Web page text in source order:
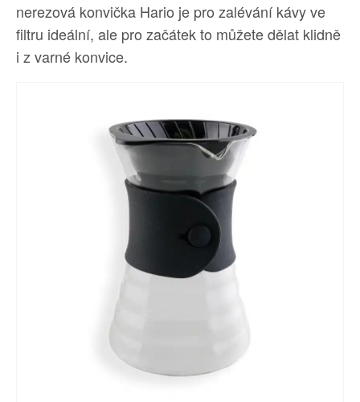
nerezová konvička Hario je pro zalévání kávy ve
filtru ideální, ale pro začátek to můžete dělat klidně
i z varné konvice.